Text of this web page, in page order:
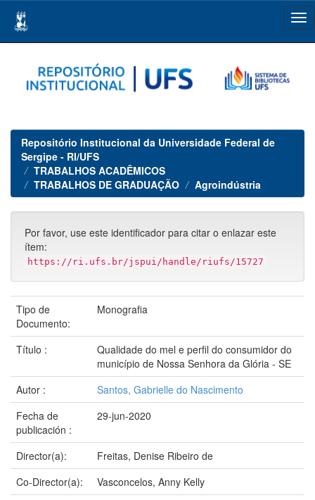
navigation
Repositório Institucional da Universidade Federal de
Sergipe - RI/UFS
TRABALHOS ACADÊMICOS
TRABALHOS DE GRADUAÇÃO
Agroindústria
Por favor, use este identificador para citar o enlazar este
ítem:
https://ri.ufs.br/jspui/handle/riufs/15727
Tipo de
Documento:
Monografia
Título :
Qualidade do mel e perfil do consumidor do
município de Nossa Senhora da Glória - SE
Autor :
Santos, Gabrielle do Nascimento
Fecha de
publicación :
29-jun-2020
Director(a):
Freitas, Denise Ribeiro de
Co-Director(a):
Vasconcelos, Anny Kelly